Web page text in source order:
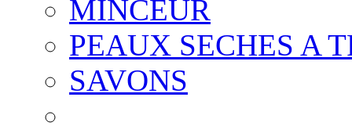
MINCEUR
PEAUX SECHES A
SAVONS